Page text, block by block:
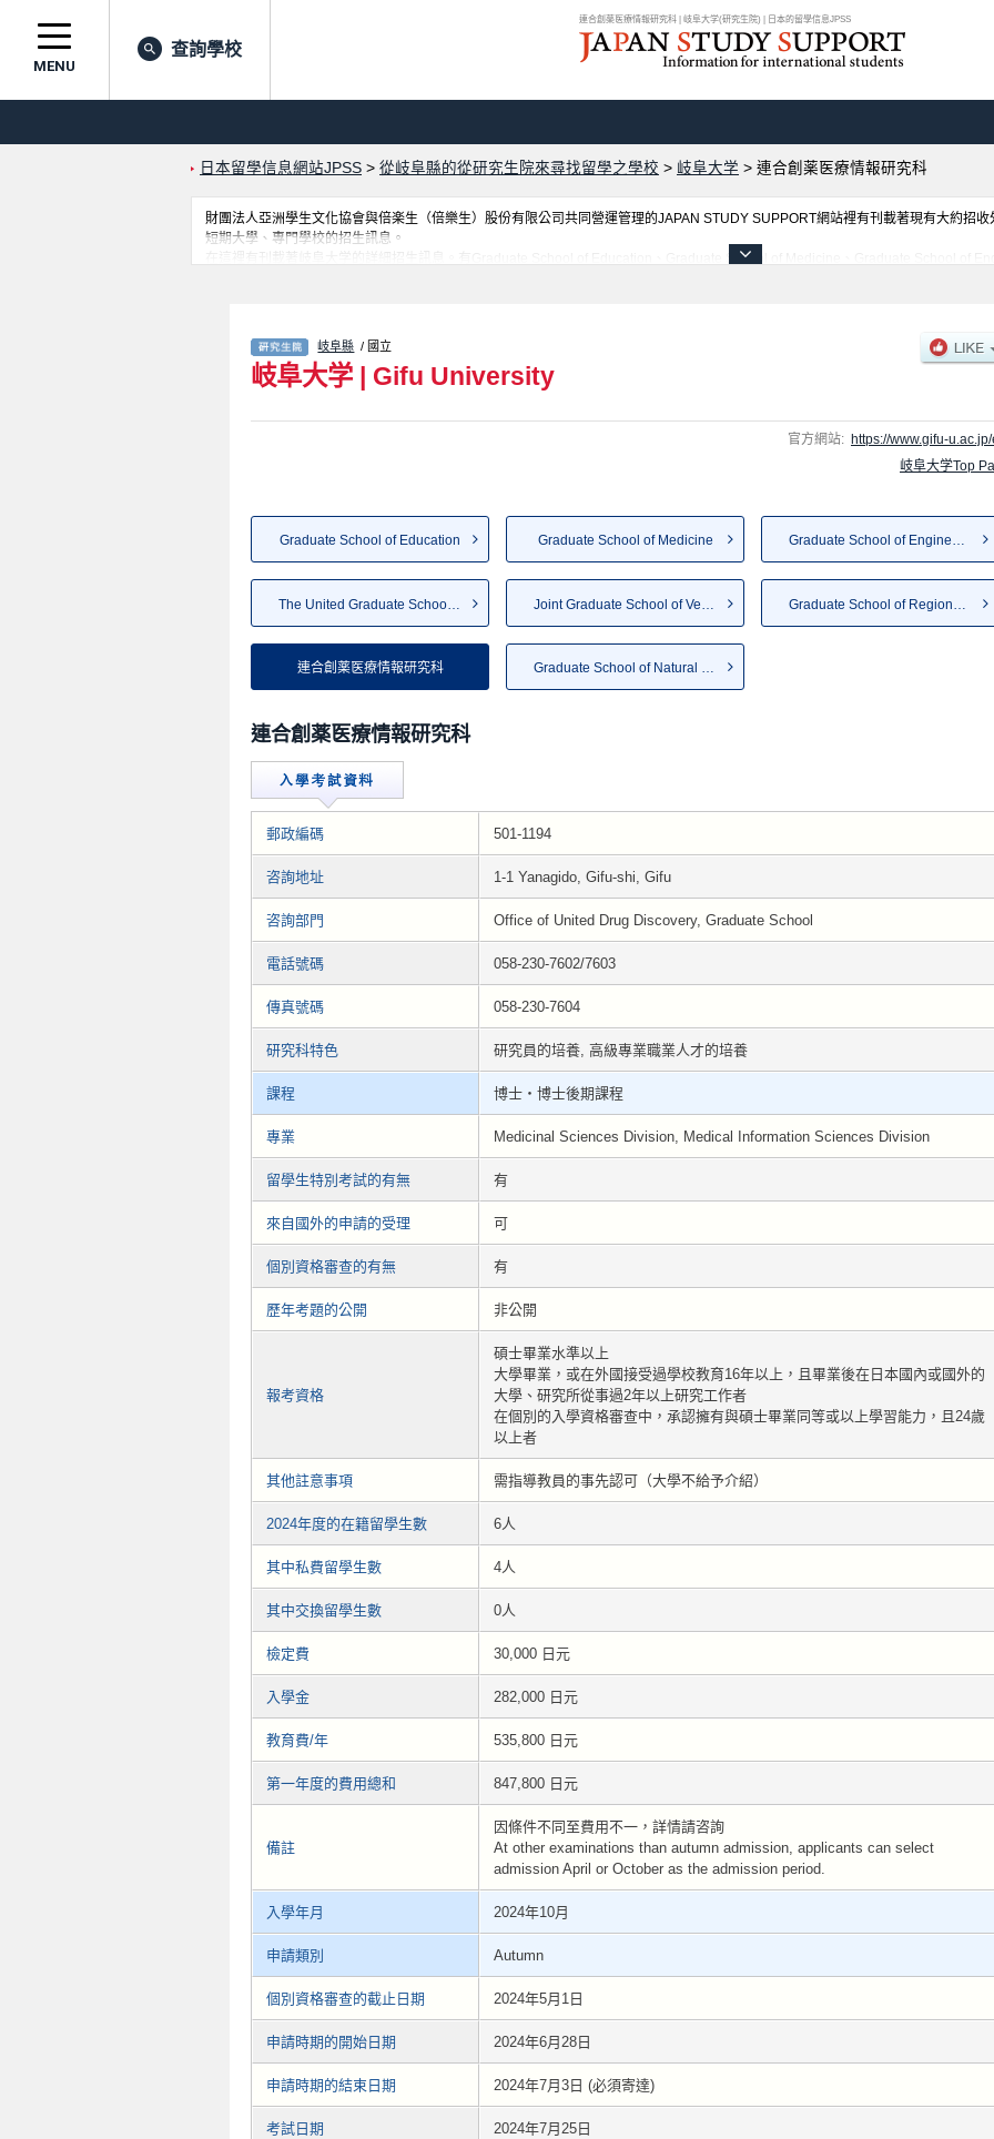
連合創薬医療情報研究科 | 岐阜大学(研究生院) | 日本的留學信息JPSS
MENU
查詢學校
日本留學信息網站JPSS > 從岐阜縣的從研究生院來尋找留學之學校 > 岐阜大学 > 連合創薬医療情報研究科
財團法人亞洲學生文化協會與倍楽生（倍樂生）股份有限公司共同營運管理的JAPAN STUDY SUPPORT網站裡有刊載著現有大約招
短期大學、專門學校的招生訊息。
在這裡有刊載著岐阜大学的詳細招生訊息。有Graduate School of Education、Graduate School of Medicine、Graduate School of
岐阜縣 / 國立
岐阜大学 | Gifu University
官方網站: https://www.gifu-
岐阜大学Top
Graduate School of Education Graduate School of Medicine Graduate School of Engineering
連合創薬医療情報研究科 Graduate School of Natural Sc...
連合創薬医療情報研究科
郵政編碼 501-1194
咨詢地址 1-1 Yanagido, Gifu-shi, Gifu
咨詢部門 Office of United Drug Discovery, Graduate School
電話號碼 058-230-7602/7603
傳真號碼 058-230-7604
研究科特色 研究員的培養, 高級專業職業人才的培養
課程 博士・博士後期課程
專業 Medicinal Sciences Division, Medical Information Sciences Division
留學生特別考試的有無 有
來自國外的申請的受理 可
個別資格審查的有無 有
歷年考題的公開 非公開
報考資格
碩士畢業水準以上
大學畢業，或在外國接受過學校教育16年以上，且畢業後在日本國內或國外的
大學、研究所從事過2年以上研究工作者
在個別的入學資格審查中，承認擁有與碩士畢業同等或以上學習能力，且24歲
以上者
其他註意事項 需指導教員的事先認可（大學不給予介紹）
2024年度的在籍留學生數 6人
其中私費留學生數 4人
其中交換留學生數 0人
檢定費 30,000 日元
入學金 282,000 日元
教育費/年 535,800 日元
第一年度的費用總和 847,800 日元
備註
因條件不同至費用不一，詳情請咨詢
At other examinations than autumn admission, applicants can select
admission April or October as the admission period.
入學年月 2024年10月
申請類別 Autumn
個別資格審查的截止日期 2024年5月1日
申請時期的開始日期 2024年6月28日
申請時期的結束日期 2024年7月3日 (必須寄達)
考試日期 2024年7月25日